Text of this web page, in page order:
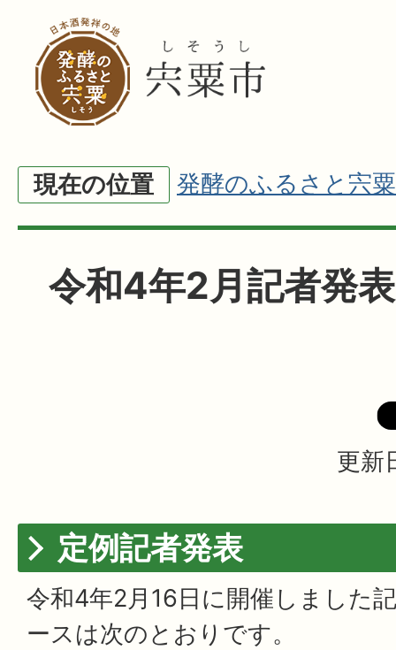
現在の位置 発酵のふるさと宍粟
令和4年2月記者発表
更新
定例記者発表
令和4年2月16日に開催しました
ースは次のとおりです。